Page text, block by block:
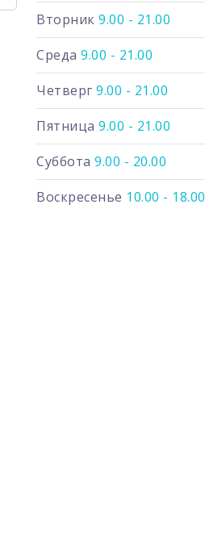
Вторник 9.00 - 21.00
Среда 9.00 - 21.00
Четверг 9.00 - 21.00
Пятница 9.00 - 21.00
Суббота 9.00 - 20.00
Воскресенье 10.00 - 18.00